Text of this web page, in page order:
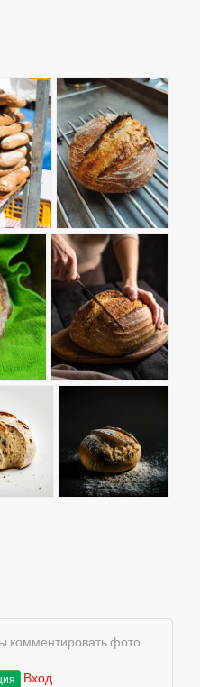
комментировать фото
Вход